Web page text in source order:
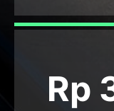
Rp